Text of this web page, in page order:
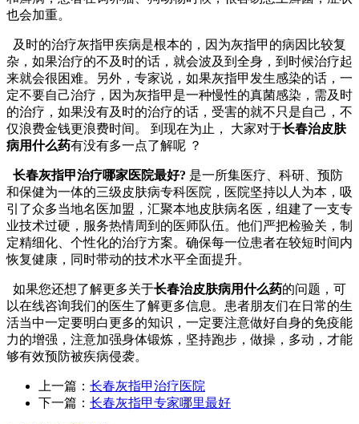
也会加重。
及时的治疗灰指甲疾病是根本的，因为灰指甲的病因比较复
杂，如果治疗的不及时的话，就会波及到全身，到时候治疗起
来就会很困难。另外，专家说，如果灰指甲发生感染的话，一
定不要自己治疗，因为灰指甲是一种慢性的真菌感染，需及时
的治疗，如果没有及时的治疗的话，受害的就不只是自己，不
仅浪费金钱更浪费时间。 到现在为止， 大家对于长春治皮肤
病用什么药有没有多一点了解呢 ？
长春灰指甲治疗哪家医院最好? 是一所集医疗、科研、预防
和保健为一体的三级皮肤病专科医院，医院坚持以人为本，吸
引了众多当地名医加盟，汇聚本地皮肤病名医，组建了一支专
业技术过硬，服务热情周到的医师队伍。他们严把检验关，制
定精细化、个性化的治疗方案。确保每一位患者在较短时间内
恢复健康，同时带动的技术水平全面提升。
如果您还想了解更多关于长春治皮肤病用什么药的问题，可
以在线咨询我们的医生了解更多信息。患者朋友们在日常的生
活当中一定要明白更多的知识，一定要注意做好自身的免疫能
力的增强，注意加强身体锻炼，坚持跑步，做操，多动，才能
够有效预防被疾病侵袭。
上一篇： 长春灰指甲治疗医院
下一篇： 长春灰指甲专家哪里最好